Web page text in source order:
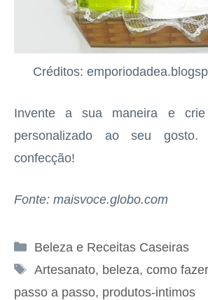
Créditos:
Invente a sua maneira e
personalizado ao seu
confecção!
Fonte: maisvoce.globo.com
Categorias
Beleza e Receitas Caseiras
Tags
Artesanato, beleza, como
passo a passo, produtos-intimos